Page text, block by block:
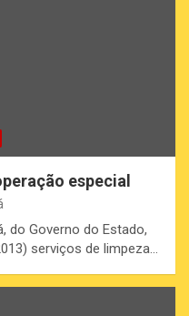
especial
do Governo do Estado,
serviços de limpeza…